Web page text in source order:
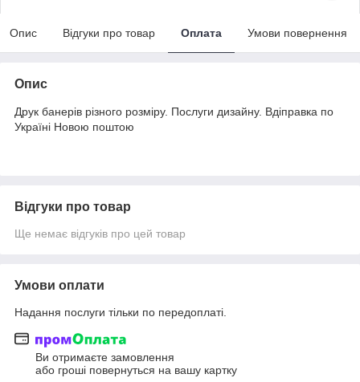
Опис Відгуки про товар Оплата Умови повернення
Опис
Друк банерів різного розміру. Послуги дизайну. Вдіправка по
Україні Новою поштою
Відгуки про товар
Ще немає відгуків про цей товар
Умови оплати
Надання послуги тільки по передоплаті.
Ви отримаєте замовлення
або гроші повернуться на вашу картку